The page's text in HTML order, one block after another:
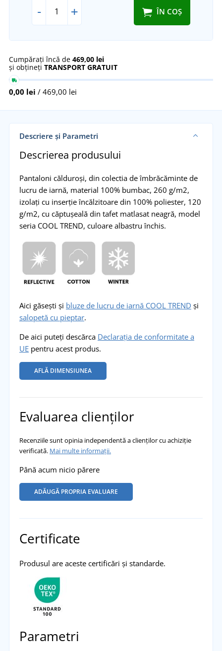
- + ÎN COȘ
Cumpărați încă de 469,00 lei
și obțineți TRANSPORT GRATUIT
0,00 lei / 469,00 lei
Descriere și Parametri
Descrierea produsului
Pantaloni călduroși, din colectia de îmbrăcăminte de
lucru de iarnă, material 100% bumbac, 260 g/m2,
izolați cu inserție încălzitoare din 100% poliester, 120
g/m2, cu căptușeală din tafet matlasat neagră, model
seria COOL TREND, culoare albastru închis.
Aici găsești și bluze de lucru de iarnă COOL TREND și
salopetă cu pieptar.
De aici puteți descărca Declarația de conformitate a
UEpentru acest produs.
AFLĂ DIMENSIUNEA
Evaluarea clienților
Recenziile sunt opinia independentă a clienților cu achiziție
verificată. Mai multe informații.
Până acum nicio părere
ADĂUGĂ PROPRIA EVALUARE
Certificate
Produsul are aceste certificări și standarde.
Parametri